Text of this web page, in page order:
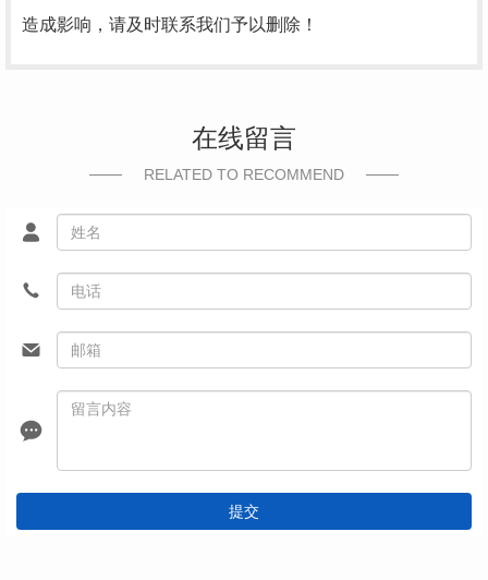
造成影响，请及时联系我们予以删除！
在线留言
RELATED TO RECOMMEND
提交